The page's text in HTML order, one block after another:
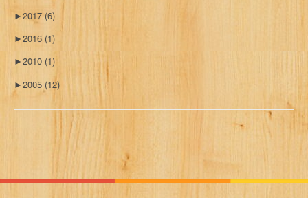
►2017(6)
►2016 (1)
►2010 (1)
►2005 (12)